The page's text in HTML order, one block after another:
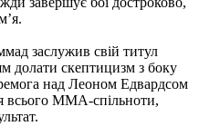
заслужив свій титул
долати скептицизм з боку
над Леоном Едвардсом
всього ММА-спільноти,